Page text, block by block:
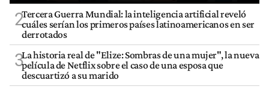
2Tercera Guerra Mundial: la inteligencia artificial reveló
cuáles serían los primeros países latinoamericanos en ser
derrotados
3La historia real de "Elize: Sombras de una mujer", la nueva
película de Netflix sobre el caso de una esposa que
descuartizó a su marido